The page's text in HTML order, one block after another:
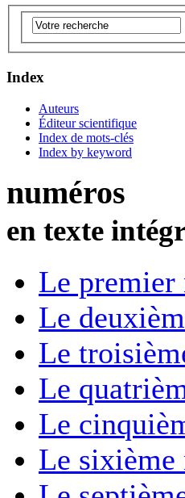
Index
Auteurs
Éditeur scientifique
Index de mots-clés
Index by keyword
numéros
en texte
Le premier
Le
Le
Le
Le
Le sixième